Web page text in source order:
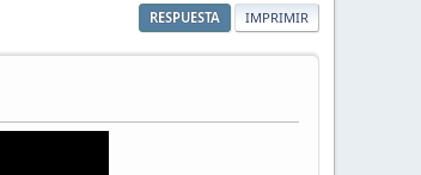
RESPUESTA IMPRIMIR